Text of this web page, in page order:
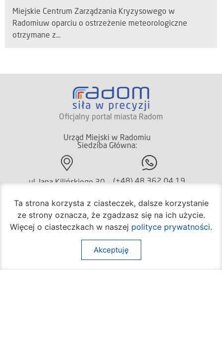
Miejskie Centrum Zarządzania Kryzysowego w
Radomiuw oparciu o ostrzeżenie meteorologiczne
otrzymane z...
Oficjalny portal miasta Radom
Urząd Miejski w Radomiu
Siedziba Główna:
ul. Jana Kilińskiego 30
(+48) 48 362 04 19
(+48) 362 04 24 bom@umradom.pl
Godziny pracy:
Ta strona korzysta z ciasteczek, dalsze korzystanie
ze strony oznacza, że zgadzasz się na ich użycie.
Więcej o ciasteczkach w naszej polityce prywatności.
Akceptuję